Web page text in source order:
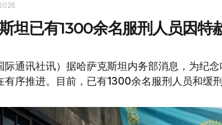
坦已有1300余名服刑人员因特
际通讯社讯）据哈萨克斯坦内务部消息，为纪
有序推进。目前，已有1300余名服刑人员和缓